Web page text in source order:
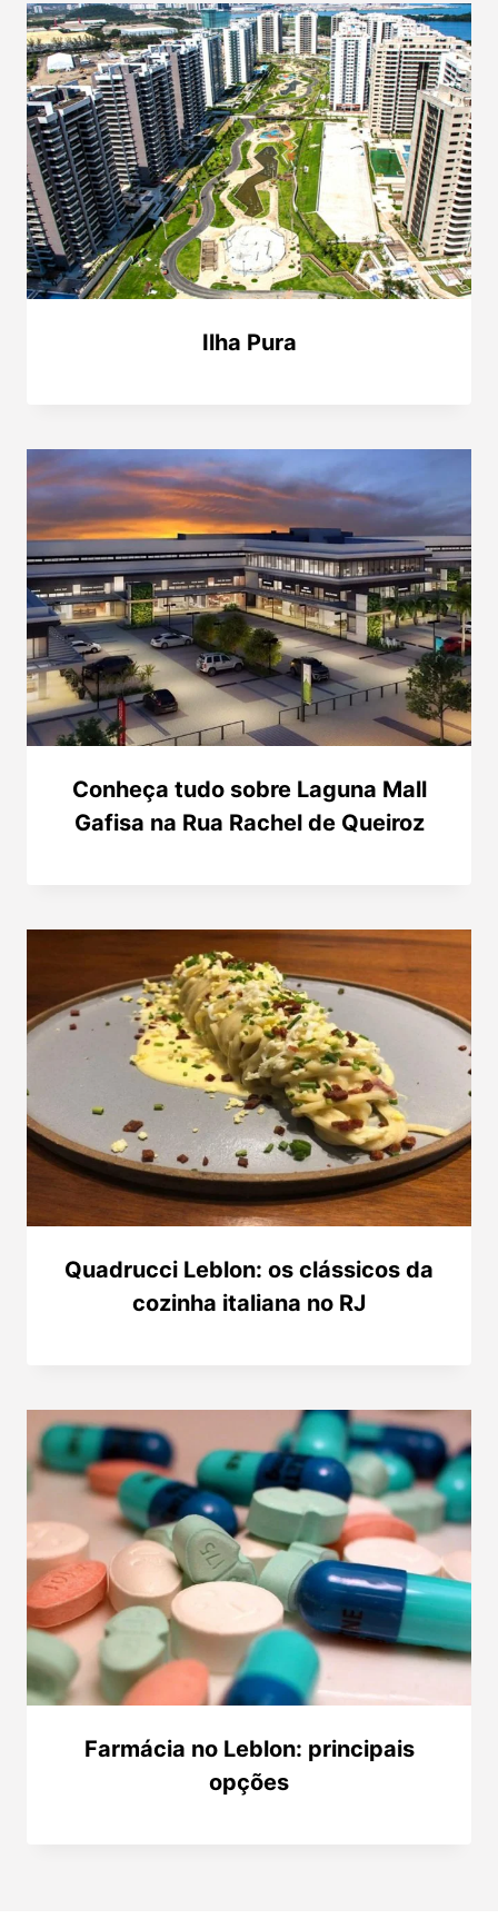
Ilha Pura
Conheça tudo sobre Laguna Mall
Gafisa na Rua Rachel de Queiroz
Quadrucci Leblon: os clássicos da
cozinha italiana no RJ
Farmácia no Leblon: principais
opções